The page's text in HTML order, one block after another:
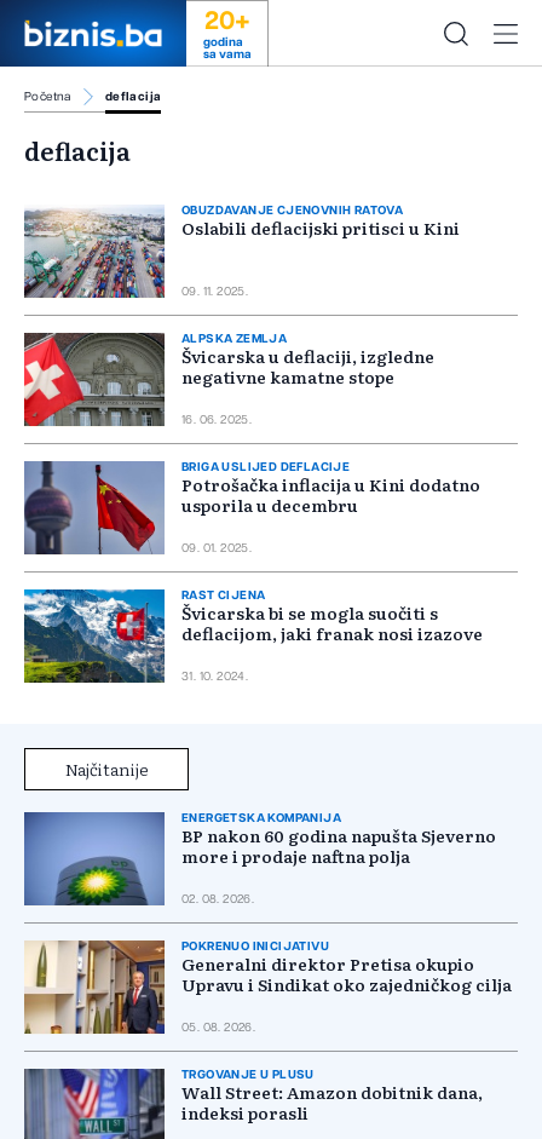
20+
godina
sa vama
Početna deflacija
deflacija
OBUZDAVANJE CJENOVNIH RATOVA
Oslabili deflacijski pritisci u Kini
09. 11. 2025.
ALPSKA ZEMLJA
Švicarska u deflaciji, izgledne
negativne kamatne stope
16. 06. 2025.
BRIGA USLIJED DEFLACIJE
Potrošačka inflacija u Kini dodatno
usporila u decembru
09. 01. 2025.
RAST CIJENA
Švicarska bi se mogla suočiti s
deflacijom, jaki franak nosi izazove
31. 10. 2024.
Najčitanije
ENERGETSKA KOMPANIJA
BP nakon 60 godina napušta Sjeverno
more i prodaje naftna polja
02. 08. 2026.
POKRENUO INICIJATIVU
Generalni direktor Pretisa okupio
Upravu i Sindikat oko zajedničkog cilja
05. 08. 2026.
TRGOVANJE U PLUSU
Wall Street: Amazon dobitnik dana,
indeksi porasli